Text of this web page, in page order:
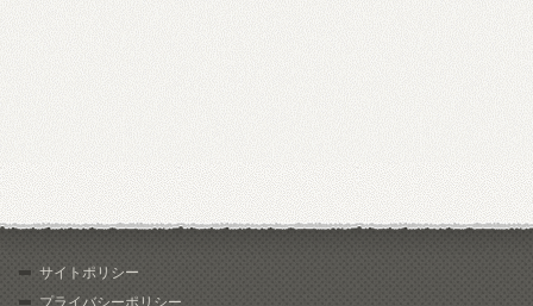
サイトポリシー
プライバシーポリシー